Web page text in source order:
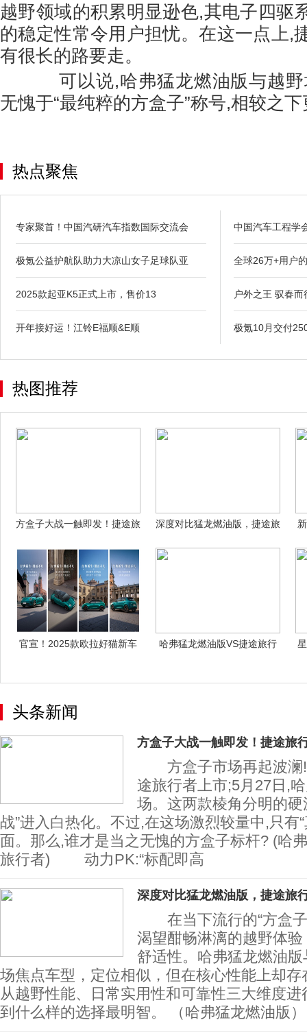
越野领域的积累明显逊色,其电子四驱
的稳定性常令用户担忧。在这一点上,
有很长的路要走。
可以说,哈弗猛龙燃油版与越野
无愧于“最纯粹的方盒子”称号,相较之
热点聚焦
专家聚首！中国汽研汽车指数国际交流会
极氪公益护航队助力大凉山女子足球队亚
2025款起亚K5正式上市，售价13
开年接好运！江铃E福顺&E顺
中国汽车工程学
全球26万+用户
户外之王 驭春
极氪10月交付
热图推荐
方盒子大战一触即发！捷途旅
深度对比猛龙燃油版，捷途旅
官宣！2025款欧拉好猫新车
哈弗猛龙燃油版VS捷途旅行
头条新闻
方盒子大战一触即发！捷途旅
方盒子市场再起波澜
途旅行者上市;5月27日,
场。这两款棱角分明的硬
战”进入白热化。不过,在这场激烈较量中,只有
面。那么,谁才是当之无愧的方盒子标杆? (哈
旅行者) 动力PK:“标配即高
深度对比猛龙燃油版，捷途旅
在当下流行的“方盒子
渴望酣畅淋漓的越野体
舒适性。哈弗猛龙燃油
场焦点车型，定位相似，但在核心性能上却
从越野性能、日常实用性和可靠性三大维度
到什么样的选择最明智。 （哈弗猛龙燃油版